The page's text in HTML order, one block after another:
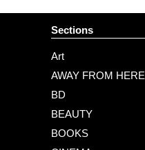
Sections
Art
AWAY FROM HERE
BD
BEAUTY
BOOKS